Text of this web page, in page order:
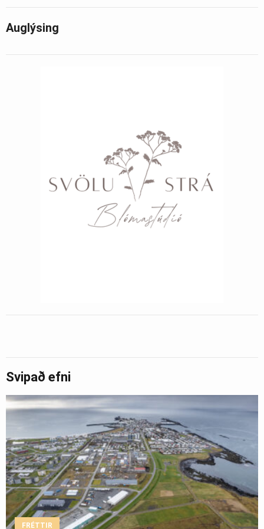
Auglýsing
Svipað efni
FRÉTTIR